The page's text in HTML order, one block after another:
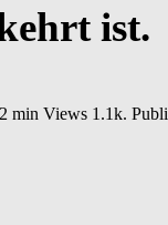
ist.
2 min Views 1.1k.